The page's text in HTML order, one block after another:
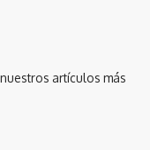
artículos más